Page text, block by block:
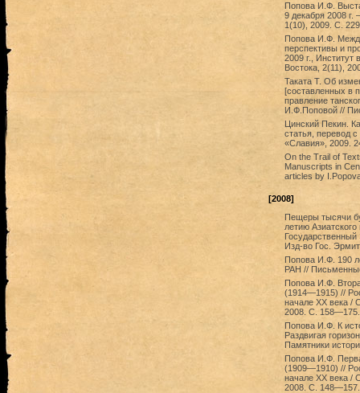
Попова И.Ф.
9 декабря 2008
1(10), 2009. С.
Попова И.Ф.
перспективы и
2009 г.,
Востока, 2(11),
Таката Т. Об
[составленных в
правление
И.Ф.Поповой //
Цинский Пекин.
статья, перевод
«Славия», 2009.
On the Trail of
Manuscripts in
articles by
[2008]
Пещеры тысячи
летию
Изд-во Гос.
Попова И.Ф. 190
РАН //
Попова И.Ф.
(1914—1915) //
начале XX века /
2008. С. 158—175.
Попова И.Ф. К
Раздвигая
Памятники
Попова И.Ф.
(1909—1910) //
начале XX века /
2008. С. 148—157.